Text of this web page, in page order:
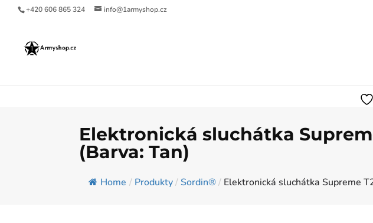
+420 606 865 324 info@1armyshop.cz
Elektronická sluchátka
(Barva: Tan)
Home / Produkty / Sordin® / Elektronická sluchátka Supreme